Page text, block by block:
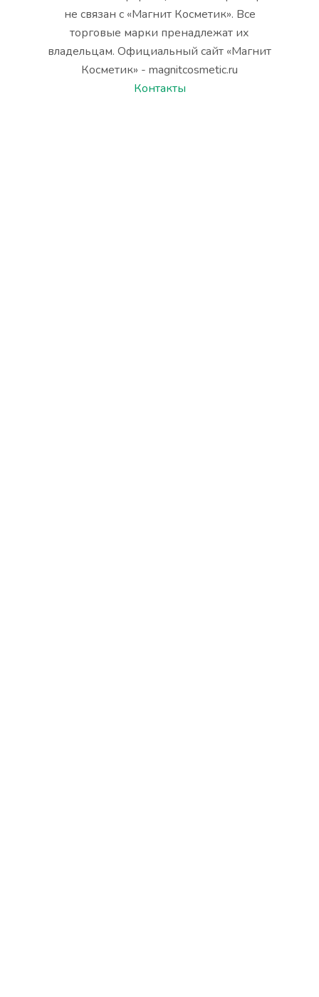
не связан с «Магнит Косметик». Все
торговые марки пренадлежат их
владельцам. Официальный сайт «Магнит
Косметик» - magnitcosmetic.ru
Контакты